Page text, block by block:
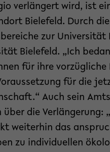
verlängert wird, ist
Bielefeld. Durch
zur Universität
Bielefeld. „Ich
für ihre vorzügliche
für die
Auch sein
über die Verlängerung:
weiterhin das
zu individuellen